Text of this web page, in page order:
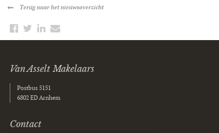
Terugnaar het nieuwsoverzicht
Van Asselt Makelaars
Postbus 5151
6802 ED Arnhem
Contact